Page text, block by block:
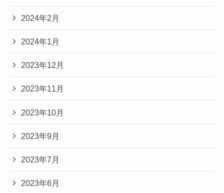
2024年2月
2024年1月
2023年12月
2023年11月
2023年10月
2023年9月
2023年7月
2023年6月